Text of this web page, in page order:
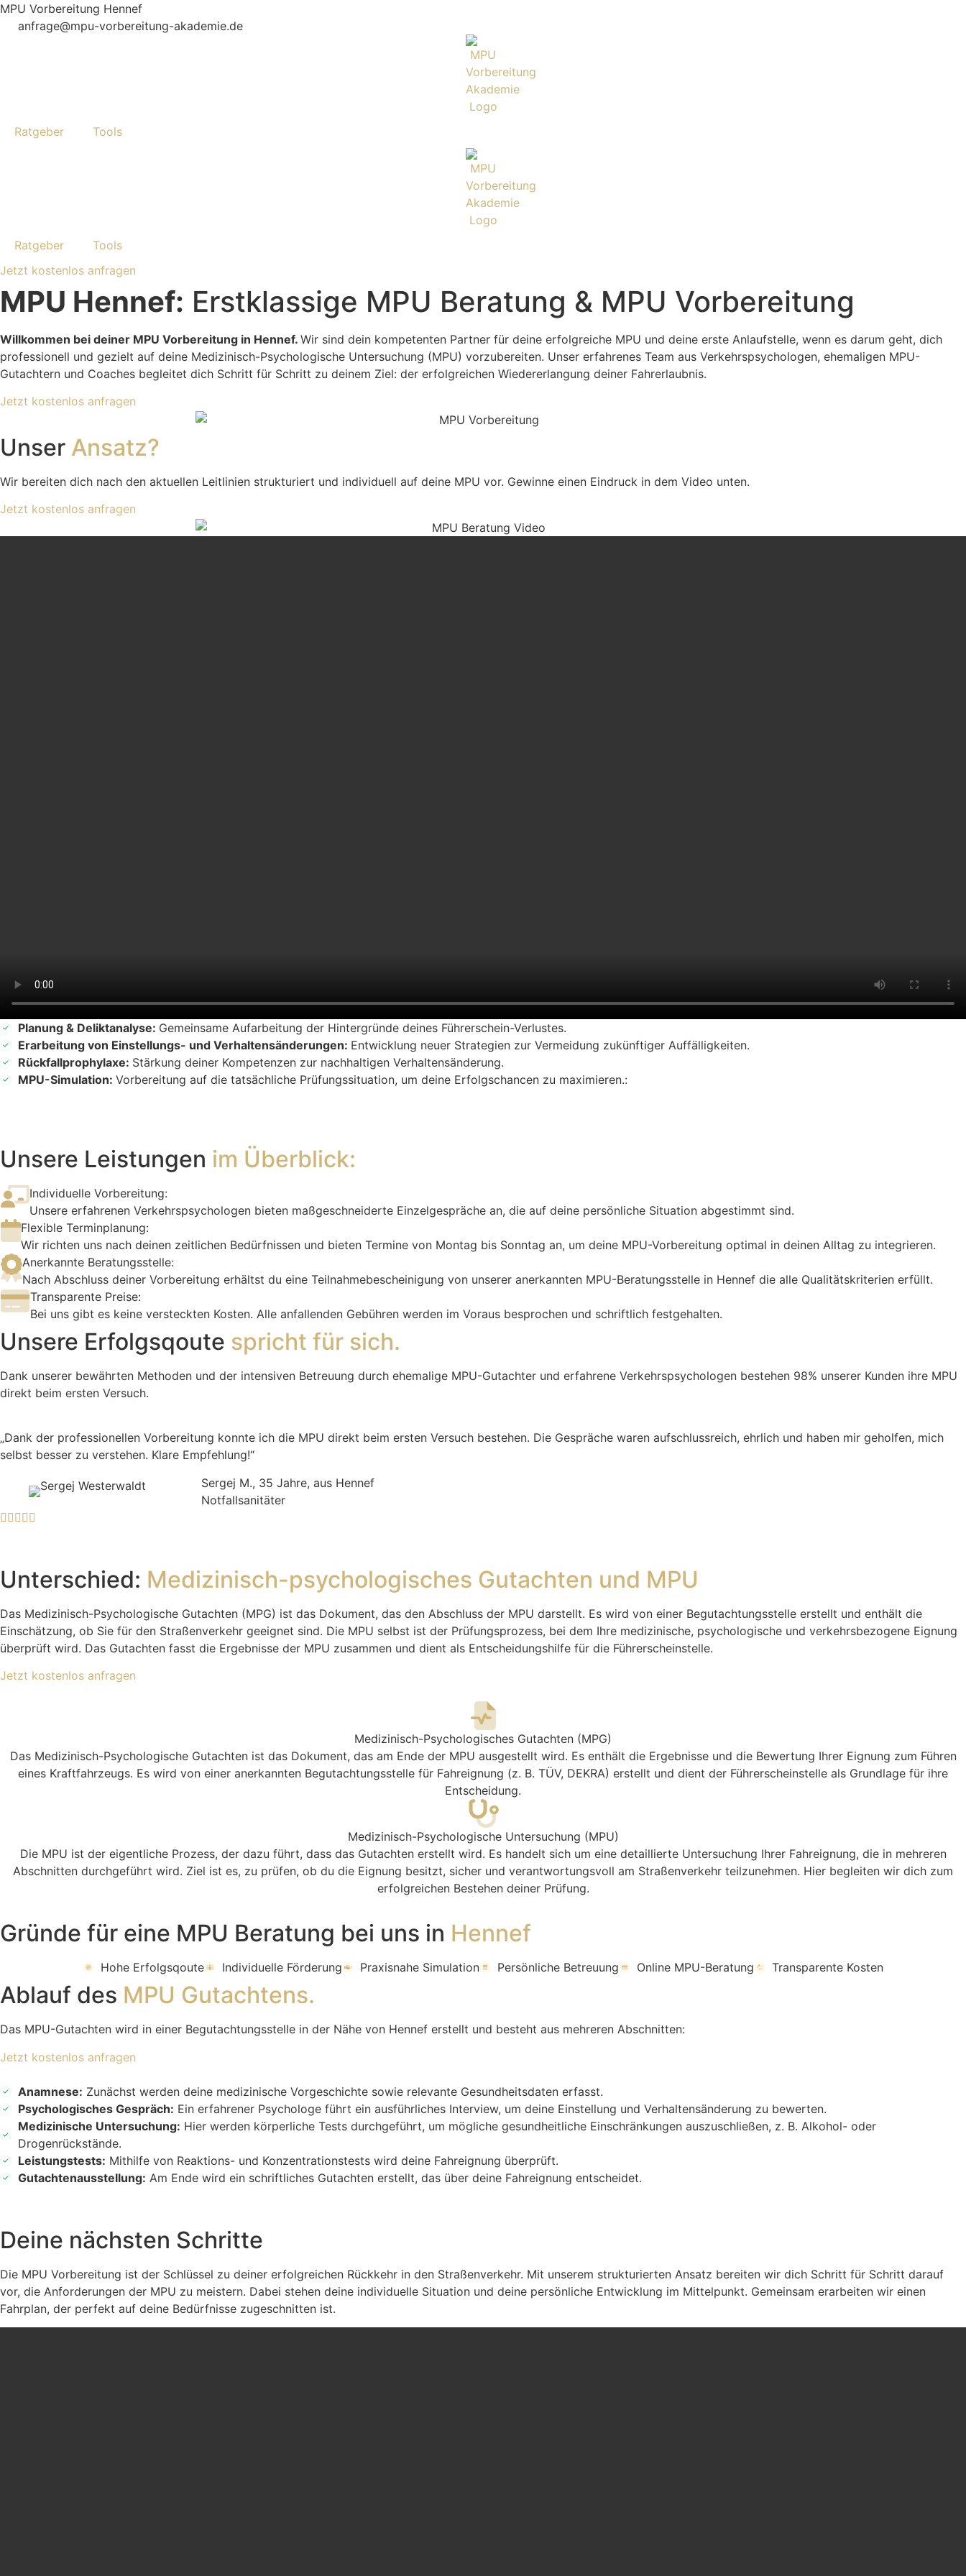
Skip
MPU Vorbereitung Hennef
anfrage@mpu-vorbereitung-akademie.de
Ratgeber Tools
Ratgeber
Tools
Jetzt kostenlos anfragen
MPU Hennef: Erstklassige MPU Beratung & MPU Vorbereitung
Willkommen bei deiner MPU Vorbereitung in Hennef. Wir sind dein kompetenten Partner für deine erfolgreiche MPU und deine erste Anlaufstelle, wenn es darum geht, dich
professionell und gezielt auf deine Medizinisch-Psychologische Untersuchung (MPU) vorzubereiten. Unser erfahrenes Team aus Verkehrspsychologen, ehemaligen MPU-
Gutachtern und Coaches begleitet dich Schritt für Schritt zu deinem Ziel: der erfolgreichen Wiedererlangung deiner Fahrerlaubnis.
Jetzt kostenlos anfragen
Unser Ansatz?
Wir bereiten dich nach den aktuellen Leitlinien strukturiert und individuell auf deine MPU vor. Gewinne einen Eindruck in dem Video unten.
Jetzt kostenlos anfragen
Planung & Deliktanalyse: Gemeinsame Aufarbeitung der Hintergründe deines Führerschein-Verlustes.
Erarbeitung von Einstellungs- und Verhaltensänderungen: Entwicklung neuer Strategien zur Vermeidung zukünftiger Auffälligkeiten.
Rückfallprophylaxe: Stärkung deiner Kompetenzen zur nachhaltigen Verhaltensänderung.
MPU-Simulation: Vorbereitung auf die tatsächliche Prüfungssituation, um deine Erfolgschancen zu maximieren.:
Unsere Leistungen im Überblick:
Individuelle Vorbereitung:
Unsere erfahrenen Verkehrspsychologen bieten maßgeschneiderte Einzelgespräche an, die auf deine persönliche Situation abgestimmt sind.
Flexible Terminplanung:
Wir richten uns nach deinen zeitlichen Bedürfnissen und bieten Termine von Montag bis Sonntag an, um deine MPU-Vorbereitung optimal in deinen Alltag zu integrieren.
Anerkannte Beratungsstelle:
Nach Abschluss deiner Vorbereitung erhältst du eine Teilnahmebescheinigung von unserer anerkannten MPU-Beratungsstelle in Hennef die alle Qualitätskriterien erfüllt.
Transparente Preise:
Bei uns gibt es keine versteckten Kosten. Alle anfallenden Gebühren werden im Voraus besprochen und schriftlich festgehalten.
Unsere Erfolgsqoute spricht für sich.
Dank unserer bewährten Methoden und der intensiven Betreuung durch ehemalige MPU-Gutachter und erfahrene Verkehrspsychologen bestehen 98% unserer Kunden ihre MPU
direkt beim ersten Versuch.
„Dank der professionellen Vorbereitung konnte ich die MPU direkt beim ersten Versuch bestehen. Die Gespräche waren aufschlussreich, ehrlich und haben mir geholfen, mich
selbst besser zu verstehen. Klare Empfehlung!“
Sergej M., 35 Jahre, aus Hennef
Notfallsanitäter
Unterschied: Medizinisch-psychologisches Gutachten und MPU
Das Medizinisch-Psychologische Gutachten (MPG) ist das Dokument, das den Abschluss der MPU darstellt. Es wird von einer Begutachtungsstelle erstellt und enthält die
Einschätzung, ob Sie für den Straßenverkehr geeignet sind. Die MPU selbst ist der Prüfungsprozess, bei dem Ihre medizinische, psychologische und verkehrsbezogene Eignung
überprüft wird. Das Gutachten fasst die Ergebnisse der MPU zusammen und dient als Entscheidungshilfe für die Führerscheinstelle.
Jetzt kostenlos anfragen
Medizinisch-Psychologisches Gutachten (MPG)
Das Medizinisch-Psychologische Gutachten ist das Dokument, das am Ende der MPU ausgestellt wird. Es enthält die Ergebnisse und die Bewertung Ihrer Eignung zum Führen
eines Kraftfahrzeugs. Es wird von einer anerkannten Begutachtungsstelle für Fahreignung (z. B. TÜV, DEKRA) erstellt und dient der Führerscheinstelle als Grundlage für ihre
Entscheidung.
Medizinisch-Psychologische Untersuchung (MPU)
Die MPU ist der eigentliche Prozess, der dazu führt, dass das Gutachten erstellt wird. Es handelt sich um eine detaillierte Untersuchung Ihrer Fahreignung, die in mehreren
Abschnitten durchgeführt wird. Ziel ist es, zu prüfen, ob du die Eignung besitzt, sicher und verantwortungsvoll am Straßenverkehr teilzunehmen. Hier begleiten wir dich zum
erfolgreichen Bestehen deiner Prüfung.
Gründe für eine MPU Beratung bei uns in Hennef
Hohe Erfolgsqoute Individuelle Förderung Praxisnahe Simulation Persönliche Betreuung Online MPU-Beratung Transparente Kosten
Ablauf des MPU Gutachtens.
Das MPU-Gutachten wird in einer Begutachtungsstelle in der Nähe von Hennef erstellt und besteht aus mehreren Abschnitten:
Jetzt kostenlos anfragen
Anamnese: Zunächst werden deine medizinische Vorgeschichte sowie relevante Gesundheitsdaten erfasst.
Psychologisches Gespräch: Ein erfahrener Psychologe führt ein ausführliches Interview, um deine Einstellung und Verhaltensänderung zu bewerten.
Medizinische Untersuchung: Hier werden körperliche Tests durchgeführt, um mögliche gesundheitliche Einschränkungen auszuschließen, z. B. Alkohol- oder
Drogenrückstände.
Leistungstests: Mithilfe von Reaktions- und Konzentrationstests wird deine Fahreignung überprüft.
Gutachtenausstellung: Am Ende wird ein schriftliches Gutachten erstellt, das über deine Fahreignung entscheidet.
Deine nächsten Schritte
Die MPU Vorbereitung ist der Schlüssel zu deiner erfolgreichen Rückkehr in den Straßenverkehr. Mit unserem strukturierten Ansatz bereiten wir dich Schritt für Schritt darauf
vor, die Anforderungen der MPU zu meistern. Dabei stehen deine individuelle Situation und deine persönliche Entwicklung im Mittelpunkt. Gemeinsam erarbeiten wir einen
Fahrplan, der perfekt auf deine Bedürfnisse zugeschnitten ist.